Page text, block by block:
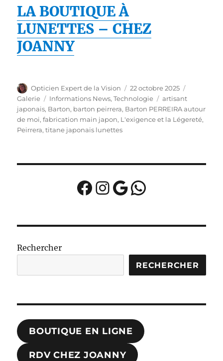
LA BOUTIQUE À
LUNETTES – CHEZ
JOANNY
Auteur
Opticien Expert de la Vision
Publié
le
22 octobre 2025
Galerie
Catégories
Informations News,Technologie Étiquettes
artisant
japonais, Barton, barton peirrera, Barton PERREIRA autour
de moi,fabrication main japon, L'exigence et la Légereté,
Peirrera,titane japonais lunettes
Facebook
Instagram
Google
WhatsApp
Rechercher
RECHERCHER
BOUTIQUE EN LIGNE
RDV CHEZ JOANNY